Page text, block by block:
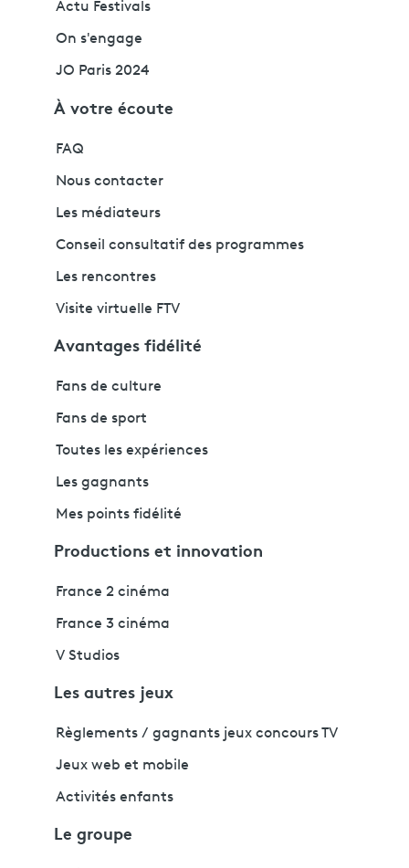
Actu Festivals
On s'engage
JO Paris 2024
À votre écoute
FAQ
Nous contacter
Les médiateurs
Conseil consultatif des programmes
Les rencontres
Visite virtuelle FTV
Avantages fidélité
Fans de culture
Fans de sport
Toutes les expériences
Les gagnants
Mes points fidélité
Productions et innovation
France 2 cinéma
France 3 cinéma
V Studios
Les autres jeux
Règlements / gagnants jeux concours TV
Jeux web et mobile
Activités enfants
Le groupe